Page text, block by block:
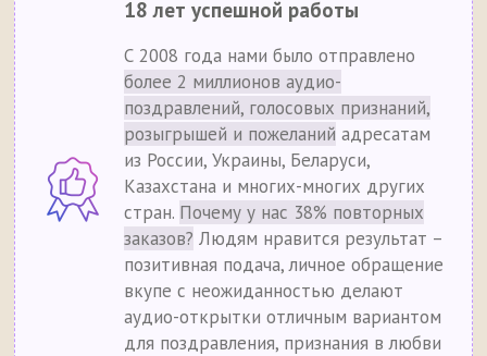
18 лет успешной работы
С 2008 года нами было отправлено
более 2 миллионов аудио-
поздравлений, голосовых признаний,
розыгрышей и пожеланий адресатам
из России, Украины, Беларуси,
Казахстана и многих-многих других
стран. Почему у нас 38% повторных
заказов? Людям нравится результат –
позитивная подача, личное обращение
вкупе с неожиданностью делают
аудио-открытки отличным вариантом
для поздравления, признания в любви